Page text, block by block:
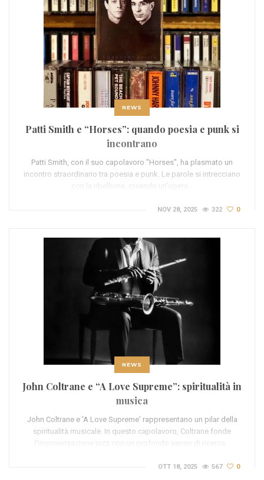
NEWS
Patti Smith e “Horses”: quando poesia e punk si
incontrano
Patti Smith, con il suo capolavoro "Horses", ha plasmato un
incontro straordinario tra poesia e punk. Le parole si intrecciano
con la ribellione, creando un'opera…
NOV 28, 2025 322 0
NEWS
John Coltrane e “A Love Supreme”: spiritualità in
musica
John Coltrane e 'A Love Supreme' rappresentano un pilar della
spiritualità musicale. In questo capolavoro, Coltrane fonde
l'improvvisazione jazz con un profondo senso di ricerca…
OTT 18, 2025 567 0